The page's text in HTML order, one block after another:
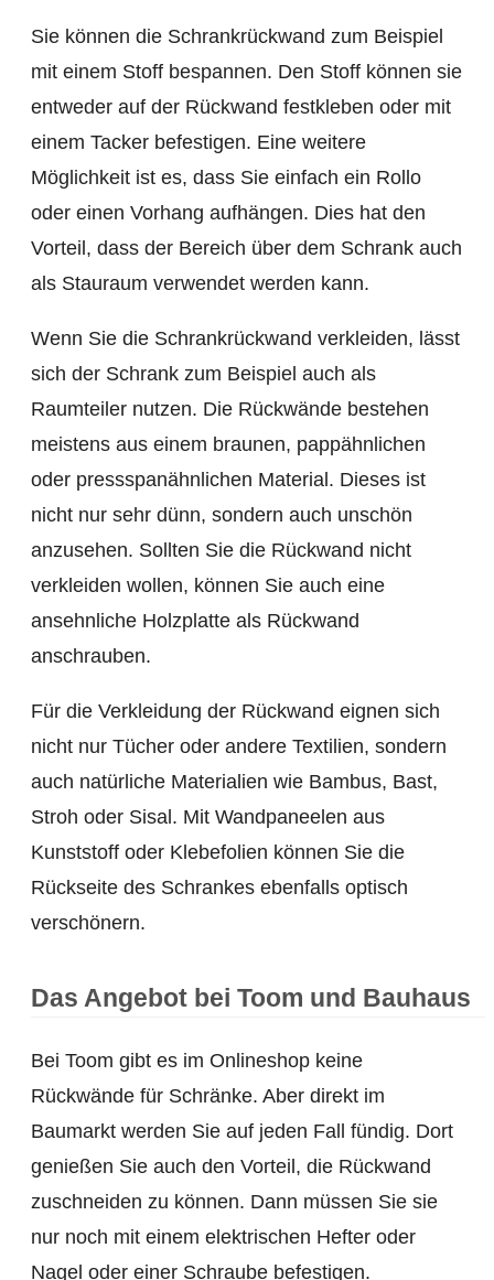
Sie können die Schrankrückwand zum Beispiel
mit einem Stoff bespannen. Den Stoff können sie
entweder auf der Rückwand festkleben oder mit
einem Tacker befestigen. Eine weitere
Möglichkeit ist es, dass Sie einfach ein Rollo
oder einen Vorhang aufhängen. Dies hat den
Vorteil, dass der Bereich über dem Schrank auch
als Stauraum verwendet werden kann.
Wenn Sie die Schrankrückwand verkleiden, lässt
sich der Schrank zum Beispiel auch als
Raumteiler nutzen. Die Rückwände bestehen
meistens aus einem braunen, pappähnlichen
oder pressspanähnlichen Material. Dieses ist
nicht nur sehr dünn, sondern auch unschön
anzusehen. Sollten Sie die Rückwand nicht
verkleiden wollen, können Sie auch eine
ansehnliche Holzplatte als Rückwand
anschrauben.
Für die Verkleidung der Rückwand eignen sich
nicht nur Tücher oder andere Textilien, sondern
auch natürliche Materialien wie Bambus, Bast,
Stroh oder Sisal. Mit Wandpaneelen aus
Kunststoff oder Klebefolien können Sie die
Rückseite des Schrankes ebenfalls optisch
verschönern.
Das Angebot bei Toom und Bauhaus
Bei Toom gibt es im Onlineshop keine
Rückwände für Schränke. Aber direkt im
Baumarkt werden Sie auf jeden Fall fündig. Dort
genießen Sie auch den Vorteil, die Rückwand
zuschneiden zu können. Dann müssen Sie sie
nur noch mit einem elektrischen Hefter oder
Nagel oder einer Schraube befestigen.